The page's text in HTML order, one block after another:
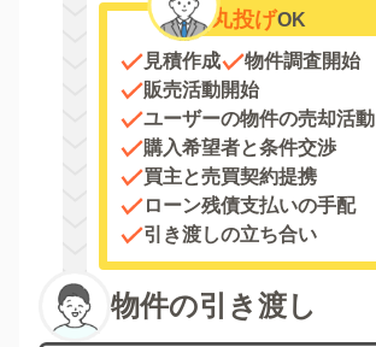
丸投げOK
見積作成
物件調査開始
販売活動開始
ユーザーの物件の売却活動
購入希望者と条件交渉
買主と売買契約提携
ローン残債支払いの手配
引き渡しの立ち合い
物件の引き渡し